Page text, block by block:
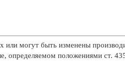
могут быть изменены
определяемом положениями ст.